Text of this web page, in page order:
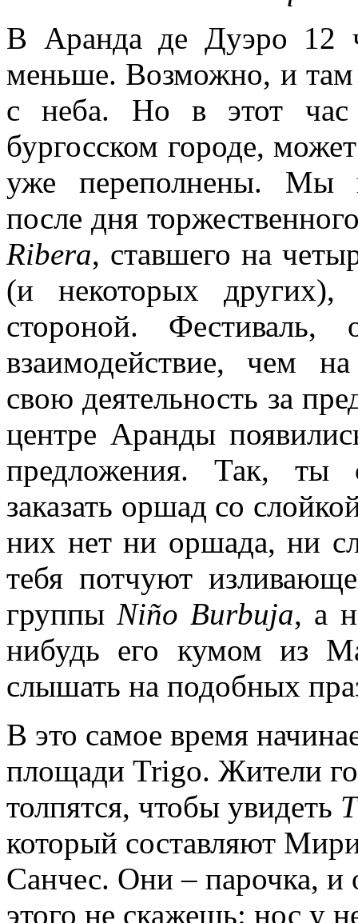
В Аранда де Дуэро 12
меньше. Возможно, и там
с неба. Но в этот
бургосском городе,
уже переполнены. Мы
после дня
Ribera, ставшего на
(и некоторых других),
стороной. Фестиваль,
взаимодействие, чем
свою деятельность за
центре Аранды
предложения. Так, ты
заказать оршад со
них нет ни оршада, ни
тебя потчуют
группы Niño Burbuja, а
нибудь его кумом из
слышать на подобных
В это самое время
площади Trigo. Жители
толпятся, чтобы увидеть
который составляют
Санчес. Они – парочка, и
этого не скажешь: нос у